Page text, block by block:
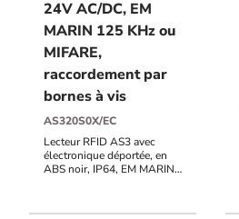
24V AC/DC, EM
MARIN 125 KHz ou
MIFARE,
raccordement par
bornes à vis
AS320S0X/EC
Lecteur RFID AS3 avec
électronique déportée, en
ABS noir, IP64, EM MARIN
12V à 24V AC/DC, 999